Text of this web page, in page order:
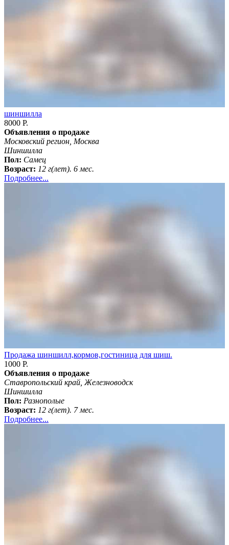
шиншилла
8000 Р.
Объявления о продаже
Московский регион, Москва
Шиншилла
Пол: Самец
Возраст: 12 г(лет). 6 мес.
Подробнее...
Продажа шиншилл,кормов,гостиница для шиш.
1000 Р.
Объявления о продаже
Ставропольский край, Железноводск
Шиншилла
Пол: Разнополые
Возраст: 12 г(лет). 7 мес.
Подробнее...